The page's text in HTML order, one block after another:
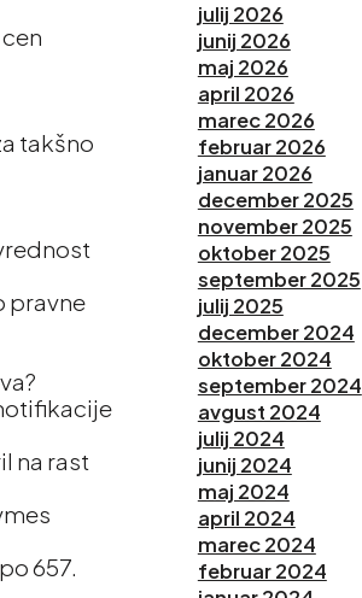
takšno
pravne
na rast
657.
julij 2026
junij 2026
maj 2026
april 2026
marec 2026
februar 2026
januar 2026
december 2025
november 2025
oktober 2025
september 2025
julij 2025
december 2024
oktober 2024
september 2024
avgust 2024
julij 2024
junij 2024
maj 2024
april 2024
marec 2024
februar 2024